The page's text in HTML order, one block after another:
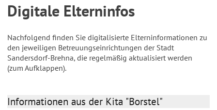
Digitale Elterninfos
Nachfolgend finden Sie digitalisierte Elterninformationen zu
den jeweiligen Betreuungseinrichtungen der Stadt
Sandersdorf-Brehna, die regelmäßig aktualisiert werden
(zum Aufklappen).
Informationen aus der Kita "Borstel"